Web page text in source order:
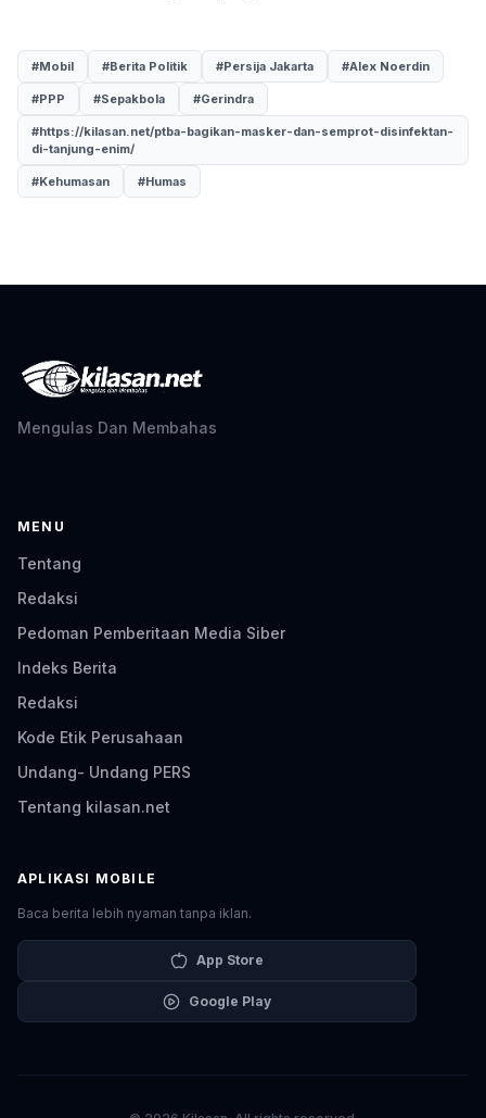
#Mobil #Berita Politik #Persija Jakarta #Alex Noerdin
#PPP #Sepakbola #Gerindra
#https://kilasan.net/ptba-bagikan-masker-dan-semprot-disinfektan-
di-tanjung-enim/
#Kehumasan #Humas
Mengulas Dan Membahas
MENU
Tentang
Redaksi
Pedoman Pemberitaan Media Siber
Indeks Berita
Redaksi
Kode Etik Perusahaan
Undang- Undang PERS
Tentang kilasan.net
APLIKASI MOBILE
Baca berita lebih nyaman tanpa iklan.
App Store
Google Play